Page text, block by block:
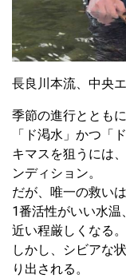
長良川本流、中央エ
季節の進行ととも
「ド渇水」かつ「
キマスを狙うには
ンディション。
だが、唯一の救い
1番活性がいい水
近い程厳しくなる。
しかし、シビアな
り出される。